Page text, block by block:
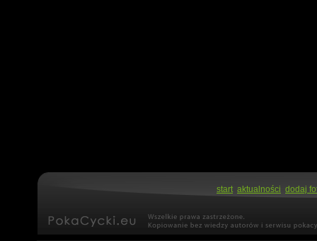
start aktualności dodaj